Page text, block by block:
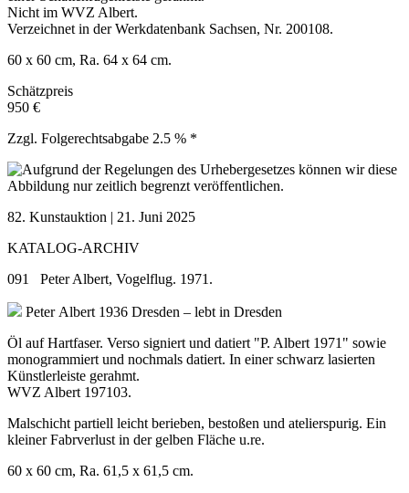
Nicht im WVZ Albert.
Verzeichnet in der Werkdatenbank Sachsen, Nr. 200108.
60 x 60 cm, Ra. 64 x 64 cm.
Schätzpreis
950 €
Zzgl. Folgerechtsabgabe 2.5 % *
82. Kunstauktion | 21. Juni 2025
KATALOG-ARCHIV
091 Peter Albert, Vogelflug. 1971.
Peter Albert 1936 Dresden – lebt in Dresden
Öl auf Hartfaser. Verso signiert und datiert "P. Albert 1971" sowie
monogrammiert und nochmals datiert. In einer schwarz lasierten
Künstlerleiste gerahmt.
WVZ Albert 197103.
Malschicht partiell leicht berieben, bestoßen und atelierspurig. Ein
kleiner Fabrverlust in der gelben Fläche u.re.
60 x 60 cm, Ra. 61,5 x 61,5 cm.